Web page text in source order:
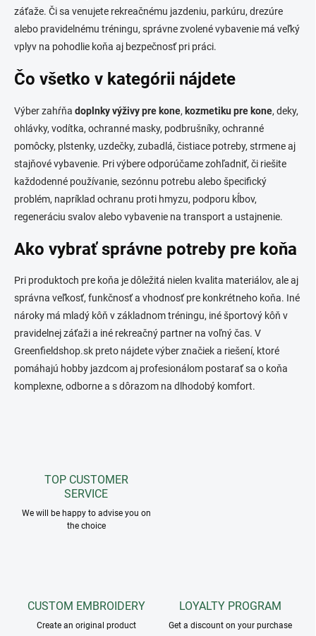
s
záťaže. Či sa venujete rekreačnému jazdeniu, parkúru, drezúre
alebo pravidelnému tréningu, správne zvolené vybavenie má veľký
vplyv na pohodlie koňa aj bezpečnosť pri práci.
Čo všetko v kategórii nájdete
Výber zahŕňa doplnky výživy pre kone, kozmetiku pre kone, deky,
ohlávky, vodítka, ochranné masky, podbrušníky, ochranné
pomôcky, plstenky, uzdečky, zubadlá, čistiace potreby, strmene aj
stajňové vybavenie. Pri výbere odporúčame zohľadniť, či riešite
každodenné používanie, sezónnu potrebu alebo špecifický
problém, napríklad ochranu proti hmyzu, podporu kĺbov,
regeneráciu svalov alebo vybavenie na transport a ustajnenie.
Ako vybrať správne potreby pre koňa
Pri produktoch pre koňa je dôležitá nielen kvalita materiálov, ale aj
správna veľkosť, funkčnosť a vhodnosť pre konkrétneho koňa. Iné
nároky má mladý kôň v základnom tréningu, iné športový kôň v
pravidelnej záťaži a iné rekreačný partner na voľný čas. V
Greenfieldshop.sk preto nájdete výber značiek a riešení, ktoré
pomáhajú hobby jazdcom aj profesionálom postarať sa o koňa
komplexne, odborne a s dôrazom na dlhodobý komfort.
TOP CUSTOMER
SERVICE
We will be happy to advise you on
the choice
CUSTOM EMBROIDERY
Create an original product
LOYALTY PROGRAM
Get a discount on your purchase